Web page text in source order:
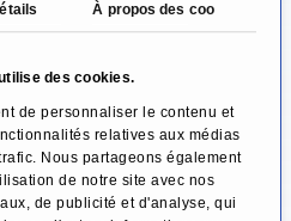
À propos des cookies
des cookies.
de personnaliser le contenu et
relatives aux médias
Nous partageons également
de notre site avec nos
de publicité et d'analyse, qui
ne sont donc pas
tôt que les patients qui
spontanément.